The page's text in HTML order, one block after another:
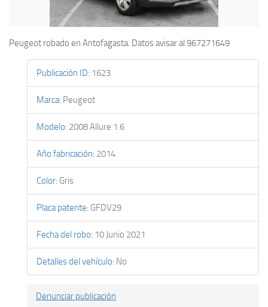
Peugeot robado en Antofagasta. Datos avisar al 967271649
Publicación ID: 1623
Marca: Peugeot
Modelo: 2008 Allure 1.6
Año fabricación: 2014
Color: Gris
Placa patente: GFDV29
Fecha del robo: 10 Junio 2021
Detalles del vehículo: No
Denunciar publicación